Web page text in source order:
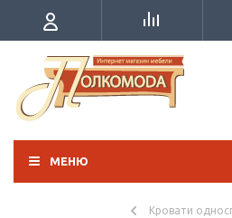
МЕНЮ
Кровати